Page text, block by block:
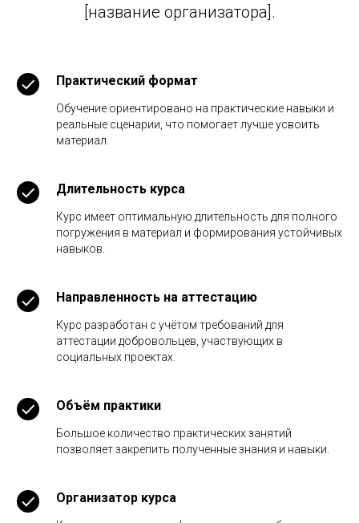
[название организатора].
Практический формат
Обучение ориентировано на практические навыки и
реальные сценарии, что помогает лучше усвоить
материал.
Длительность курса
Курс имеет оптимальную длительность для полного
погружения в материал и формирования устойчивых
навыков.
Направленность на аттестацию
Курс разработан с учётом требований для
аттестации добровольцев, участвующих в
социальных проектах.
Объём практики
Большое количество практических занятий
позволяет закрепить полученные знания и навыки.
Организатор курса